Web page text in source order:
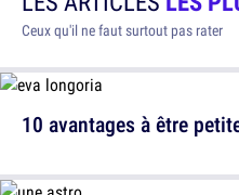
Ceux qu'il ne faut surtout pas rater
10 avantages à être